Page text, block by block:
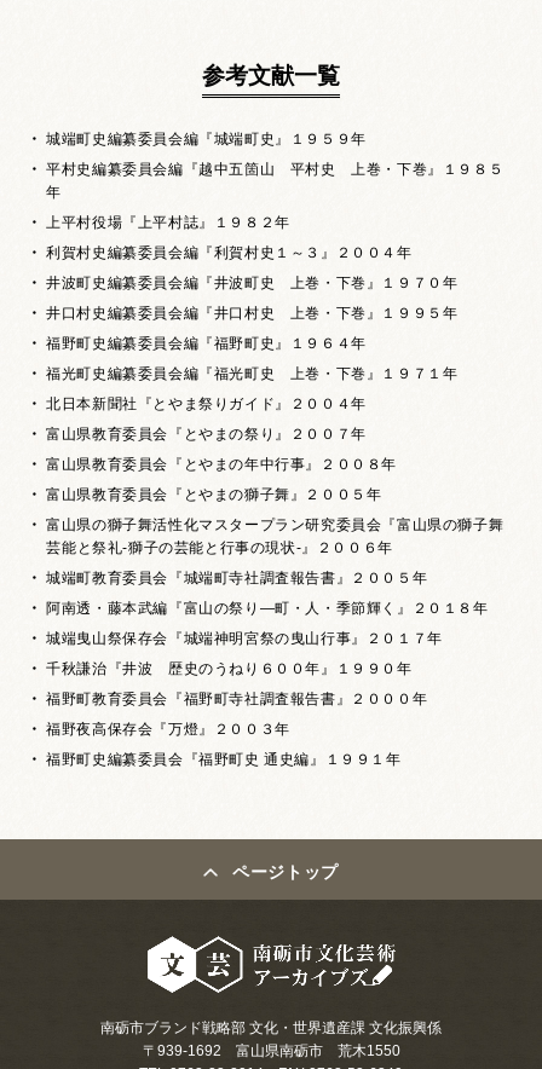
参考文献一覧
城端町史編纂委員会編『城端町史』１９５９年
平村史編纂委員会編『越中五箇山 平村史 上巻・下巻』１９８５
年
上平村役場『上平村誌』１９８２年
利賀村史編纂委員会編『利賀村史１～３』２００４年
井波町史編纂委員会編『井波町史 上巻・下巻』１９７０年
井口村史編纂委員会編『井口村史 上巻・下巻』１９９５年
福野町史編纂委員会編『福野町史』１９６４年
福光町史編纂委員会編『福光町史 上巻・下巻』１９７１年
北日本新聞社『とやま祭りガイド』２００４年
富山県教育委員会『とやまの祭り』２００７年
富山県教育委員会『とやまの年中行事』２００８年
富山県教育委員会『とやまの獅子舞』２００５年
富山県の獅子舞活性化マスタープラン研究委員会『富山県の獅子舞
芸能と祭礼-獅子の芸能と行事の現状-』２００６年
城端町教育委員会『城端町寺社調査報告書』２００５年
阿南透・藤本武編『富山の祭り―町・人・季節輝く』２０１８年
城端曳山祭保存会『城端神明宮祭の曳山行事』２０１７年
千秋謙治『井波 歴史のうねり６００年』１９９０年
福野町教育委員会『福野町寺社調査報告書』２０００年
福野夜高保存会『万燈』２００３年
福野町史編纂委員会『福野町史 通史編』１９９１年
ページトップ
南砺市ブランド戦略部 文化・世界遺産課 文化振興係
〒939-1692 富山県南砺市 荒木1550